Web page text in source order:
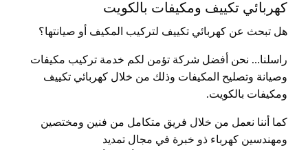
كهربائي تكييف ومكيفات بالكويت
هل تبحث عن كهربائي تكييف لتركيب المكيف أو صيانتها؟
راسلنا… نحن أفضل شركة تؤمن لكم خدمة تركيب مكيفات
وصيانة وتصليح المكيفات وذلك من خلال كهربائي تكييف
ومكيفات بالكويت.
كما أننا نعمل من خلال فريق متكامل من فنين ومختصين
ومهندسين كهرباء ذو خبرة في مجال تمديد